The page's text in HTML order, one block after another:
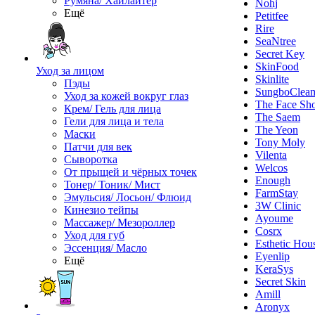
Ещё
Уход за лицом
Пэды
Уход за кожей вокруг глаз
Крем/ Гель для лица
Гели для лица и тела
Маски
Патчи для век
Сыворотка
От прыщей и чёрных точек
Тонер/ Тоник/ Мист
Эмульсия/ Лосьон/ Флюид
Кинезио тейпы
Массажер/ Мезороллер
Уход для губ
Эссенция/ Масло
Ещё
Nohj
Petitfee
Rire
SeaNtree
Secret Key
SkinFood
Skinlite
The Face
The Saem
The Yeon
Tony Moly
Vilenta
Welcos
Enough
FarmStay
3W Clinic
Ayoume
Cosrx
Esthetic
Eyenlip
KeraSys
Secret Skin
Amill
Aronyx